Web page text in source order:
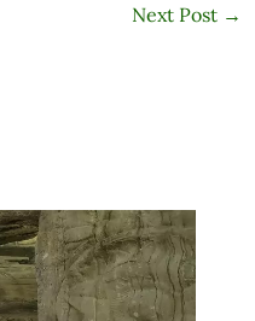
Next Post →